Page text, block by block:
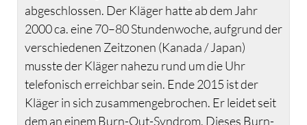
abgeschlossen. Der Kläger hatte ab dem Jahr
2000 ca. eine 70–80 Stundenwoche, aufgrund der
verschiedenen Zeitzonen (Kanada / Japan)
musste der Kläger nahezu rund um die Uhr
telefonisch erreichbar sein. Ende 2015 ist der
Kläger in sich zusammengebrochen. Er leidet seit
dem an einem Burn-Out-Syndrom. Dieses Burn-